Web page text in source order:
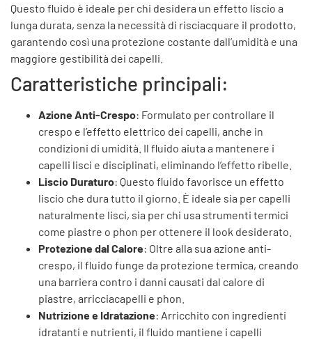
Questo fluido è ideale per chi desidera un effetto liscio a
lunga durata, senza la necessità di risciacquare il prodotto,
garantendo così una protezione costante dall’umidità e una
maggiore gestibilità dei capelli.
Caratteristiche principali:
Azione Anti-Crespo: Formulato per controllare il
crespo e l’effetto elettrico dei capelli, anche in
condizioni di umidità. Il fluido aiuta a mantenere i
capelli lisci e disciplinati, eliminando l’effetto ribelle.
Liscio Duraturo: Questo fluido favorisce un effetto
liscio che dura tutto il giorno. È ideale sia per capelli
naturalmente lisci, sia per chi usa strumenti termici
come piastre o phon per ottenere il look desiderato.
Protezione dal Calore: Oltre alla sua azione anti-
crespo, il fluido funge da protezione termica, creando
una barriera contro i danni causati dal calore di
piastre, arricciacapelli e phon.
Nutrizione e Idratazione: Arricchito con ingredienti
idratanti e nutrienti, il fluido mantiene i capelli